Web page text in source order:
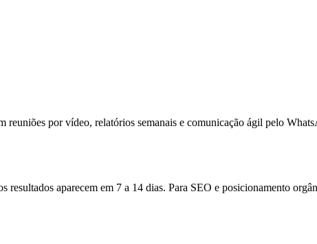
por vídeo, relatórios semanais e comunicação ágil pelo
aparecem em 7 a 14 dias. Para SEO e posicionamento